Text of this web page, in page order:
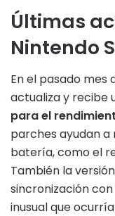
Últimas
Nintendo
En el pasado mes
actualiza y recibe
para el
parches ayudan
batería, como el
También la
sincronización
inusual que